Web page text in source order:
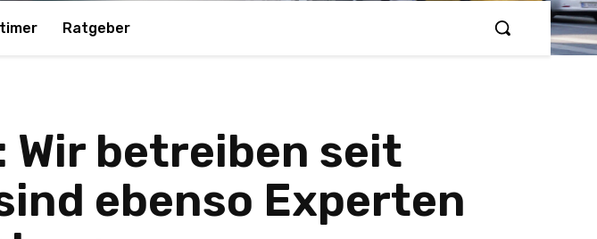
Ratgeber
betreiben seit
ebenso Experten